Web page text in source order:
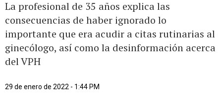
La profesional de 35 años explica las
consecuencias de haber ignorado lo
importante que era acudir a citas rutinarias al
ginecólogo, así como la desinformación acerca
del VPH
29 de enero de 2022 - 1:44 PM